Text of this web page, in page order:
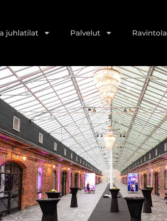
juhlatilat Palvelut Ravintola